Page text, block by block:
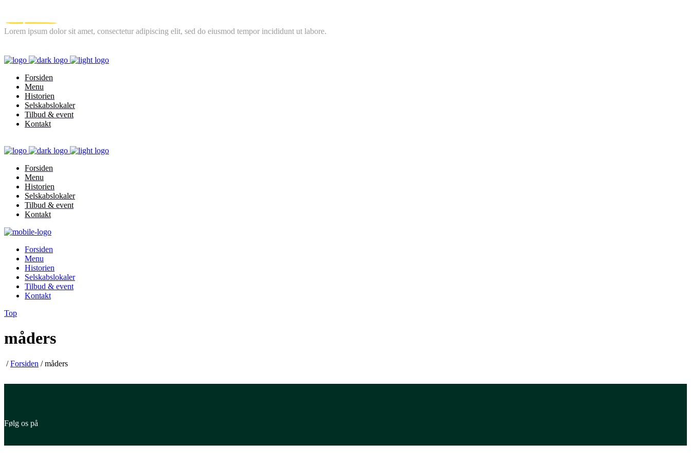
Lorem ipsum dolor sit amet, consectetur adipiscing elit, sed do eiusmod tempor incididunt ut labore.
Forsiden
Menu
Historien
Selskabslokaler
Tilbud & event
Kontakt
Forsiden
Menu
Historien
Selskabslokaler
Tilbud & event
Kontakt
Forsiden
Menu
Historien
Selskabslokaler
Tilbud & event
Kontakt
Top
måders
/Forsiden /måders
Følg os på